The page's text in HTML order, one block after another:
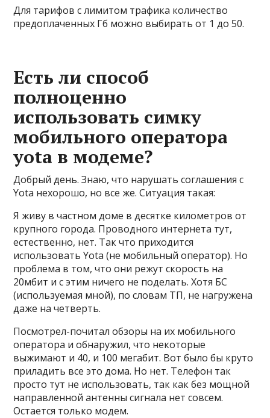
Для тарифов с лимитом трафика количество
предоплаченных Гб можно выбирать от 1 до 50.
Есть ли способ
полноценно
использовать симку
мобильного оператора
yota в модеме?
Добрый день. Знаю, что нарушать соглашения с
Yota нехорошо, но все же. Ситуация такая:
Я живу в частном доме в десятке километров от
крупного города. Проводного интернета тут,
естественно, нет. Так что приходится
использовать Yota (не мобильный оператор). Но
проблема в том, что они режут скорость на
20мбит и с этим ничего не поделать. Хотя БС
(используемая мной), по словам ТП, не нагружена
даже на четверть.
Посмотрел-почитал обзоры на их мобильного
оператора и обнаружил, что некоторые
выжимают и 40, и 100 мегабит. Вот было бы круто
приладить все это дома. Но нет. Телефон так
просто тут не использовать, так как без мощной
направленной антенны сигнала нет совсем.
Остается только модем.